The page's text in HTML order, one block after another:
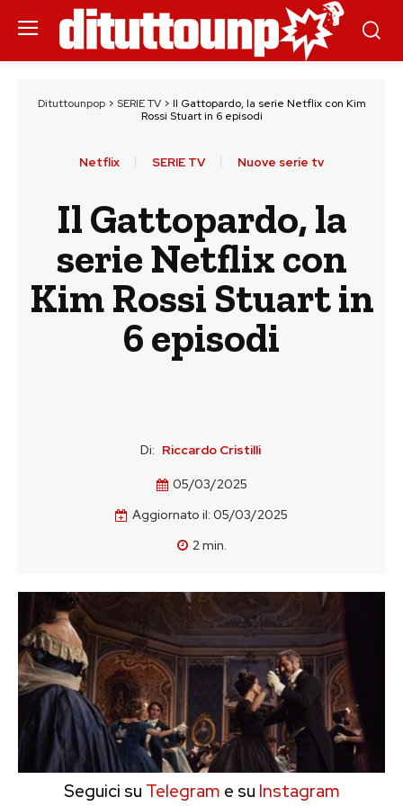
Dituttounpop> SERIE TV> Il Gattopardo, la serie Netflix con Kim
Rossi Stuart in 6 episodi
Netflix SERIE TV Nuove serie tv
Il Gattopardo, la
serie Netflix con
Kim Rossi Stuart in
6 episodi
Di: Riccardo Cristilli
05/03/2025
Aggiornato il: 05/03/2025
2min.
Seguici su Telegram e su Instagram